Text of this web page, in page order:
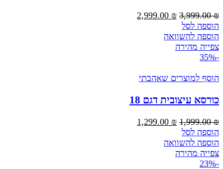
3,999.00₪
המחיר
היה:
3,999.00 ₪.
2,999.00 ₪
הוספה לסל
הוספה להשוואה
צפייה מהירה
-35%
הוסף למוצרים שאהבתי
כורסא עיצובית דגם 18
1,999.00₪
המחיר
היה:
1,999.00 ₪.
1,299.00 ₪
הוספה לסל
הוספה להשוואה
צפייה מהירה
-23%